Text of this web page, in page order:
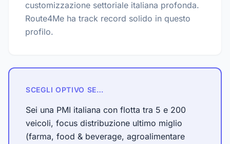
customizzazione settoriale italiana profonda.
Route4Me ha track record solido in questo
profilo.
SCEGLI OPTIVO SE…
Sei una PMI italiana con flotta tra 5 e 200
veicoli, focus distribuzione ultimo miglio
(farma, food & beverage, agroalimentare